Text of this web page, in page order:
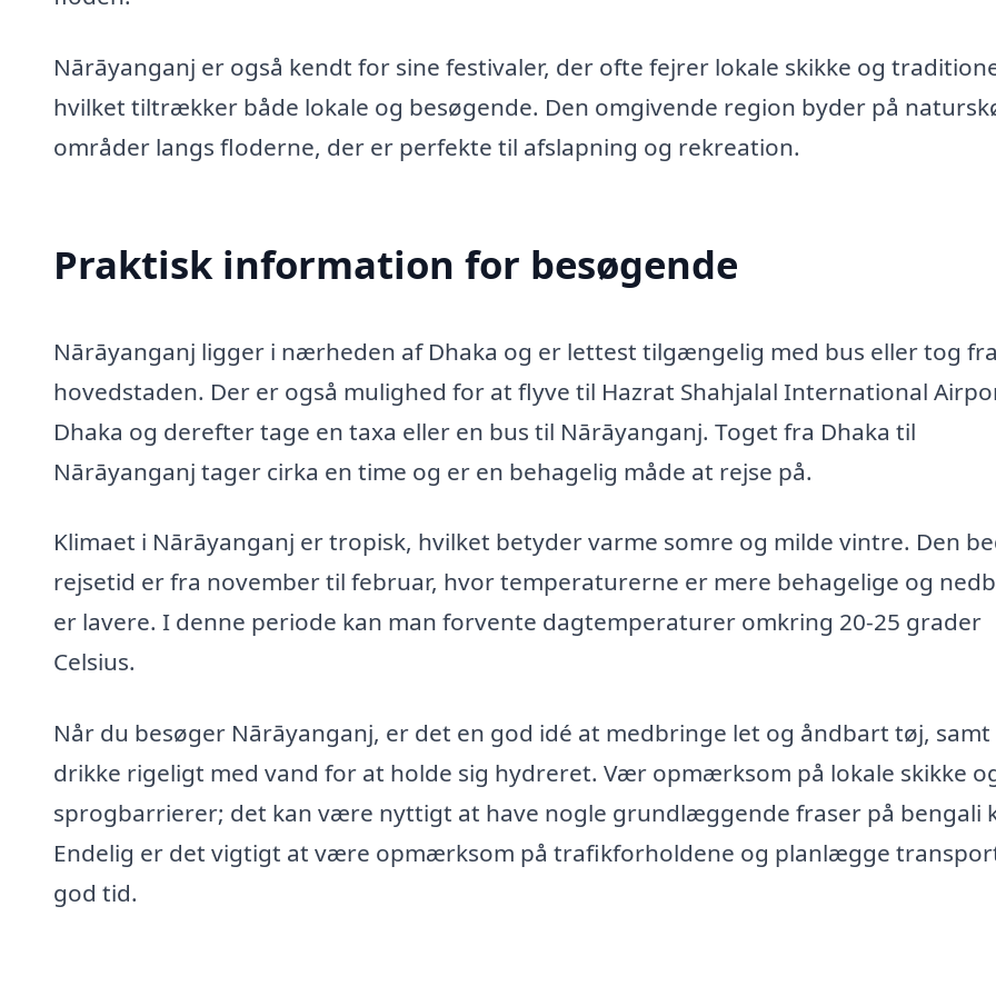
Nārāyanganj er også kendt for sine festivaler, der ofte fejrer lokale skikke og
hvilket tiltrækker både lokale og besøgende. Den omgivende region byder på
områder langs floderne, der er perfekte til afslapning og rekreation.
Praktisk information for besøgende
Nārāyanganj ligger i nærheden af Dhaka og er lettest tilgængelig med bus eller tog fra
hovedstaden. Der er også mulighed for at flyve til Hazrat Shahjalal International
Dhaka og derefter tage en taxa eller en bus til Nārāyanganj. Toget fra Dhaka til
Nārāyanganj tager cirka en time og er en behagelig måde at rejse på.
Klimaet i Nārāyanganj er tropisk, hvilket betyder varme somre og milde vintre. Den
rejsetid er fra november til februar, hvor temperaturerne er mere behagelige og
er lavere. I denne periode kan man forvente dagtemperaturer omkring 20-25 grader
Celsius.
Når du besøger Nārāyanganj, er det en god idé at medbringe let og åndbart tøj, samt
drikke rigeligt med vand for at holde sig hydreret. Vær opmærksom på lokale skikke
sprogbarrierer; det kan være nyttigt at have nogle grundlæggende fraser på bengali
Endelig er det vigtigt at være opmærksom på trafikforholdene og planlægge
god tid.